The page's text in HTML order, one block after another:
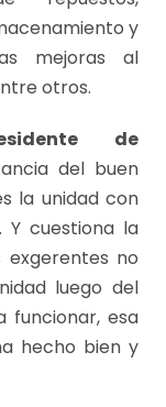
y
mejoras al
otros.
de
del buen
la unidad con
cuestiona la
exgerentes no
luego del
funcionar, esa
hecho bien y